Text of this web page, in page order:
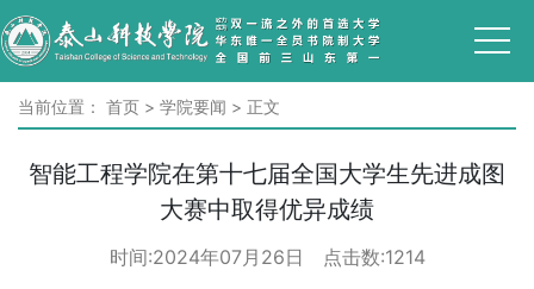
当前位置： 首页 > 学院要闻 > 正文
智能工程学院在第十七届全国大学生先进成图
大赛中取得优异成绩
时间:2024年07月26日 点击数:1214